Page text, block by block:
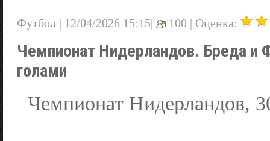
Футбол | 12/04/2026 15:15| 100 | Оценка:
Чемпионат Нидерландов. Бреда и
голами
Чемпионат Нидерландов,